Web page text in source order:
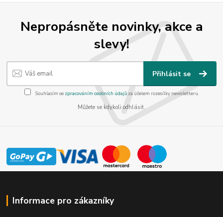
Nepropásněte novinky, akce a
slevy!
Přihlásit se
Souhlasím se zpracováním osobních údajůza účelem rozesílky newsletteru.
Můžete se kdykoli odhlásit.
Informace pro zákazníky